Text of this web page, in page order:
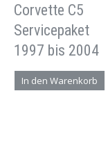
Corvette C5
Servicepaket
1997 bis 2004
In den Warenkorb